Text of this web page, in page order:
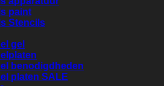
paint
Stencils
gel
benodigdheden
platen SALE